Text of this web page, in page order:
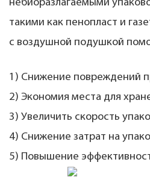
небиоразлагаемыми
такими как пенопласт и
с воздушной подушкой
1) Снижение повреждений
2) Экономия места для
3) Увеличить скорость
4) Снижение затрат на
5) Повышение